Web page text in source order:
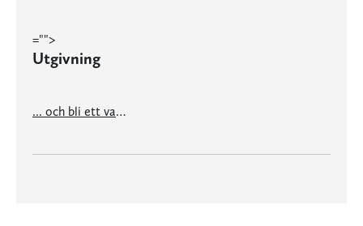
="">
Utgivning
... och bli ett vackert lik